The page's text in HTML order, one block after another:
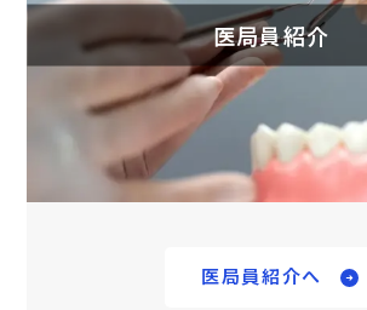
医局員紹介
医局員紹介へ